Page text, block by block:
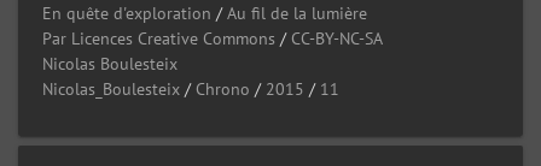
En quête d'exploration /Au fil de la lumière
Par Licences Creative Commons / CC-BY-NC-SA
Nicolas Boulesteix
Nicolas_Boulesteix / Chrono / 2015 / 11